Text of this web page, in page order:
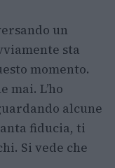
un
sta
momento.
mai. L’ho
alcune
fiducia, ti
Si vede che